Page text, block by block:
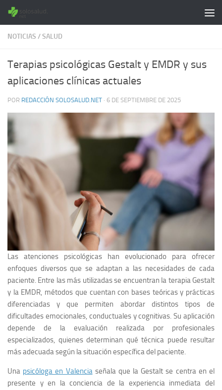
Saltar al contenido
NOTICIAS /SALUD
Terapias psicológicas Gestalt y EMDR y sus
aplicaciones clínicas actuales
POR REDACCIÓN SOLOSALUD.NET · 6 DE SEPTIEMBRE DE 2025
Las atenciones psicológicas han evolucionado para ofrecer
enfoques diversos que se adaptan a las necesidades de cada
paciente. Entre las más utilizadas se encuentran la terapia Gestalt
y la EMDR, métodos que cuentan con bases teóricas y prácticas
diferenciadas y que permiten abordar distintos tipos de
dificultades emocionales, conductuales y cognitivas. Su aplicación
depende de la evaluación realizada por profesionales
especializados, quienes determinan qué técnica puede resultar
más adecuada según la situación específica del paciente.
Una psicóloga en Valenciaseñala que la Gestalt se centra en el
presente y en la conciencia de la experiencia inmediata del